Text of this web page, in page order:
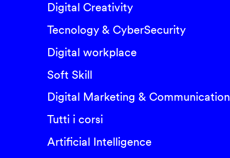
Digital Creativity
Tecnology & CyberSecurity
Digital workplace
Soft Skill
Digital Marketing & Communication
Tutti i corsi
Artificial Intelligence